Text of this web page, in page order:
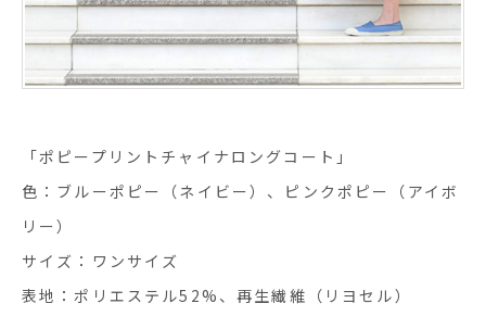
「ポピープリントチャイナロングコート」
色：ブルーポピー（ネイビー）、ピンクポピー（アイボ
リー）
サイズ：ワンサイズ
表地：ポリエステル52%、再生繊維（リヨセル）